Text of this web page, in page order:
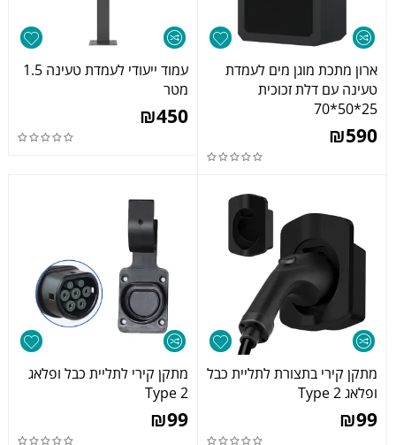
ארון מתכת מוגן מים לעמדת
טעינה עם דלת זכוכית
25*50*70
₪590
עמוד ייעודי לעמדת טעינה 1.5
מטר
₪450
מתקן קירי בתצורת לתליית כבל
ופלאג Type 2
₪99
מתקן קירי לתליית כבל ופלאג
Type 2
₪99